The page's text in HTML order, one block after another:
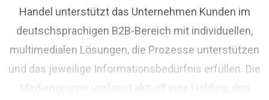
Handel unterstützt das Unternehmen Kunden im
deutschsprachigen B2B-Bereich mit individuellen,
multimedialen Lösungen, die Prozesse unterstützen
und das jeweilige Informationsbedürfnis erfüllen. Die
Mediengruppe umfasst aktuell eine Holding, den